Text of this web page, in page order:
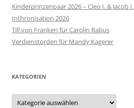
Kinderprinzenpaar 2026 – Cleo I. & Jacob I.
Inthronisation 2026
Till von Franken für Carolin Rabus
Verdienstorden für Mandy Kagerer
KATEGORIEN
Kategorien